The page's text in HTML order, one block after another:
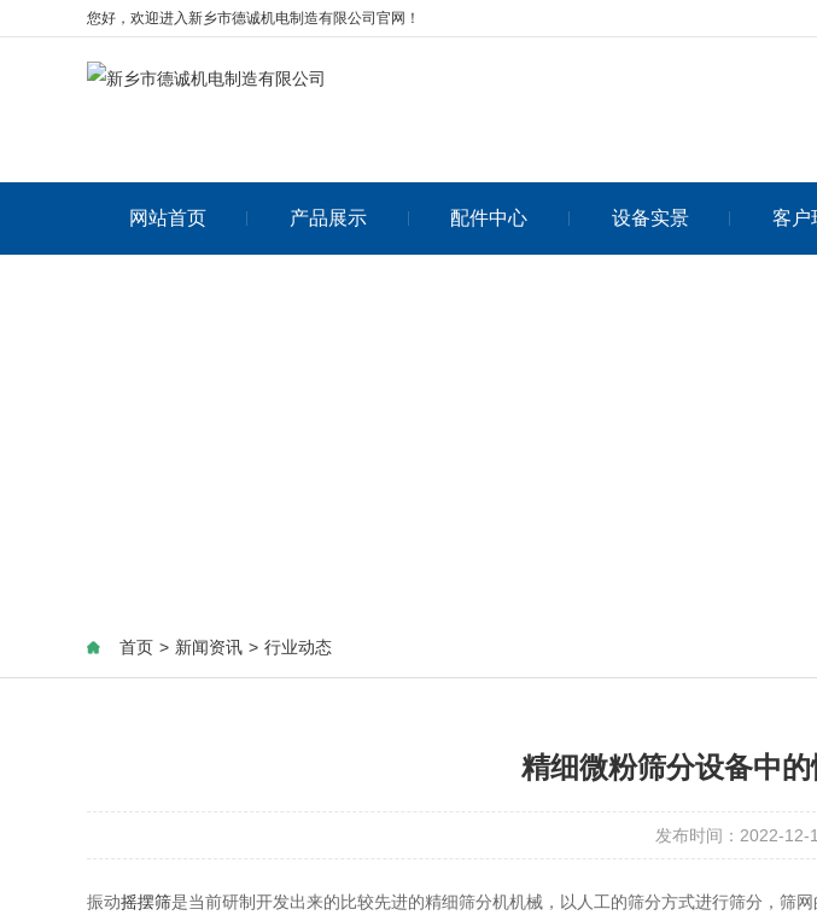
您好，欢迎进入新乡市德诚机电制造有限公司官网！
网站首页 产品展示 配件中心 设备实景 客户
首页 > 新闻资讯 > 行业动态
精细微粉筛分设备中
发布时间：2022-12-
振动摇摆筛是当前研制开发出来的比较先进的精细筛分机机械，以人工的筛分方式进行筛分，筛